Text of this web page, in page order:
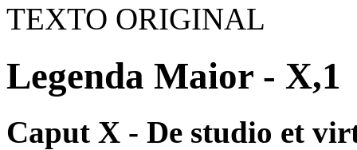
TEXTO ORIGINAL
Legenda Maior - X,1
Caput X - De studio et